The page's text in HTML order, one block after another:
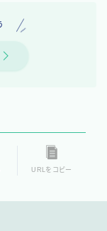
URLをコピー